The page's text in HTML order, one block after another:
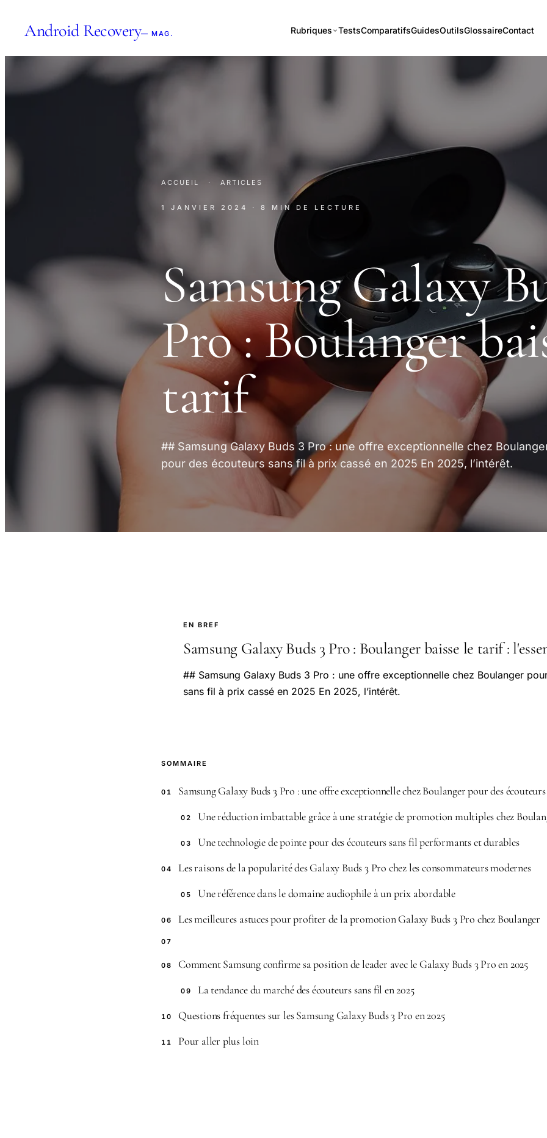
Android Recovery— MAG. Rubriques TestsComparatifsGuidesOutilsGlossaireContact
ACCUEIL · ARTICLES
1 JANVIER 2024 · 8 MIN DE LECTURE
Samsung Galaxy
Pro : Boulanger
tarif
## Samsung Galaxy Buds 3 Pro : une offre exceptionnelle chez
pour des écouteurs sans fil à prix cassé en 2025 En 2025, l’intérêt.
EN BREF
Samsung Galaxy Buds 3 Pro : Boulanger baisse le tarif :
## Samsung Galaxy Buds 3 Pro : une offre exceptionnelle chez Boulanger
sans fil à prix cassé en 2025 En 2025, l’intérêt.
SOMMAIRE
01 Samsung Galaxy Buds 3 Pro : une offre exceptionnelle chez Boulanger pour des écouteurs
02 Une réduction imbattable grâce à une stratégie de promotion multiples chez
03 Une technologie de pointe pour des écouteurs sans fil performants et durables
04 Les raisons de la popularité des Galaxy Buds 3 Pro chez les consommateurs modernes
05 Une référence dans le domaine audiophile à un prix abordable
06 Les meilleures astuces pour profiter de la promotion Galaxy Buds 3 Pro chez Boulanger
07
08 Comment Samsung confirme sa position de leader avec le Galaxy Buds 3 Pro en 2025
09 La tendance du marché des écouteurs sans fil en 2025
10 Questions fréquentes sur les Samsung Galaxy Buds 3 Pro en 2025
11 Pour aller plus loin